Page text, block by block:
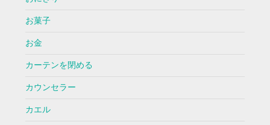
お菓子
お金
カーテンを閉める
カウンセラー
カエル